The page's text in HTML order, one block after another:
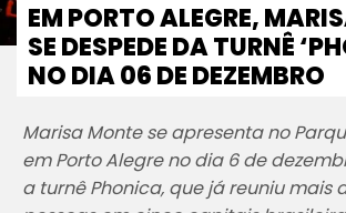
EM PORTO ALEGRE,
SE DESPEDE DA TURNÊ
NO DIA 06 DE DEZEMBRO
Marisa Monte se apresenta no
em Porto Alegre no dia 6 de
a turnê Phonica, que já reuniu mais